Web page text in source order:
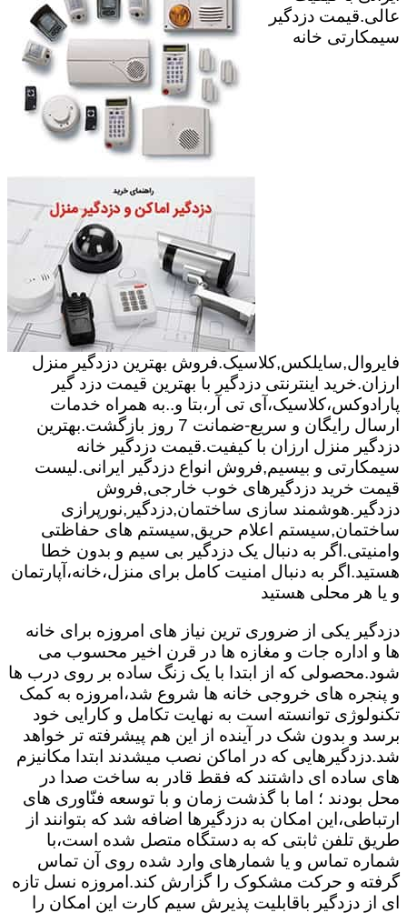
عالی.قیمت دزدگیر
سیمکارتی خانه
فایروال,سایلکس,کلاسیک.فروش بهترین دزدگیر منزل
ارزان.خرید اینترنتی دزدگیر با بهترین قیمت دزد گیر
پارادوکس،کلاسیک،آی تی آر،بتا و..به همراه خدمات
ارسال رایگان و سریع-ضمانت 7 روز بازگشت.بهترین
دزدگیر منزل ارزان با کیفیت.قیمت دزدگیر خانه
سیمکارتی و بیسیم,فروش انواع دزدگیر ایرانی.لیست
قیمت خرید دزدگیرهای خوب خارجی,فروش
دزدگیر.هوشمند سازی ساختمان,دزدگیر,نورپرازی
ساختمان,سیستم اعلام حریق,سیستم های حفاظتی
وامنیتی.اگر به دنبال یک دزدگیر بی سیم و بدون خطا
هستید.اگر به دنبال امنیت کامل برای منزل،خانه،آپارتمان
و یا هر محلی هستید
دزدگیر یکی از ضروری ترین نیاز های امروزه برای خانه
ها و اداره جات و مغازه ها در قرن اخیر محسوب می
شود.محصولی که از ابتدا با یک زنگ ساده بر روی درب ها
و پنجره های خروجی خانه ها شروع شد،امروزه به کمک
تکنولوژی توانسته است به نهایت تکامل و کارایی خود
برسد و بدون شک در آینده از این هم پیشرفته تر خواهد
شد.دزدگیرهایی که در اماکن نصب میشدند ابتدا مکانیزم
های ساده ای داشتند که فقط قادر به ساخت صدا در
محل بودند ؛ اما با گذشت زمان و با توسعه فنّاوری های
ارتباطی،این امکان به دزدگیرها اضافه شد که بتوانند از
طریق تلفن ثابتی که به دستگاه متصل شده است،با
شماره تماس و یا شمارهای وارد شده روی آن تماس
گرفته و حرکت مشکوک را گزارش کند.امروزه نسل تازه
ای از دزدگیر باقابلیت پذیرش سیم کارت این امکان را